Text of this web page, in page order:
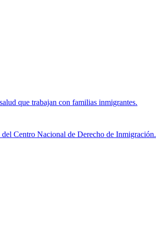
que trabajan con familias inmigrantes.
Centro Nacional de Derecho de Inmigración.